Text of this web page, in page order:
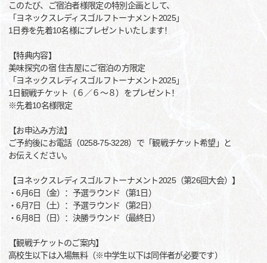
このたび、ご宿泊者様限定の特別企画として、
「ヨネックスレディスゴルフトーナメント2025」
1日券を先着10名様にプレゼントいたします！
【特典内容】
美味探究の宿 住吉屋にご宿泊の方限定
「ヨネックスレディスゴルフトーナメント2025」
1日観戦チケット（６／６～８）をプレゼント！
※先着10名様限定
【お申込み方法】
ご予約後にお電話（0258-75-3228）で「観戦チケット希望」と
お伝えください。
【ヨネックスレディスゴルフトーナメント2025（第26回大会）】
・6月6日（金）：予選ラウンド（第1日）
・6月7日（土）：予選ラウンド（第2日）
・6月8日（日）：決勝ラウンド（最終日）
【観戦チケットのご案内】
高校生以下は入場無料（※中学生以下は同伴者が必要です）